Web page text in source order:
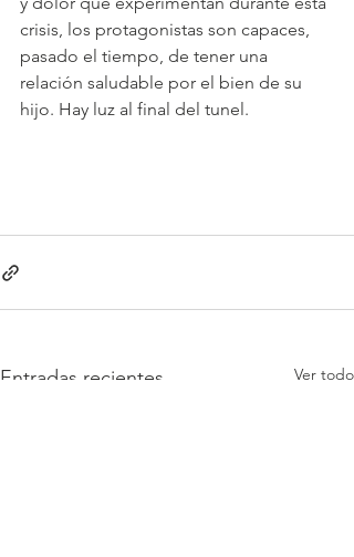
crisis, los protagonistas son capaces,
pasado el tiempo, de tener una
relación saludable por el bien de su
hijo. Hay luz al final del tunel.
Entradas recientes Ver todo